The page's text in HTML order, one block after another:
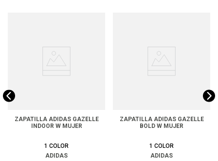
ZAPATILLA ADIDAS GAZELLE
INDOOR W MUJER
1 COLOR
ADIDAS
ZAPATILLA ADIDAS GAZELLE
BOLD W MUJER
1 COLOR
ADIDAS